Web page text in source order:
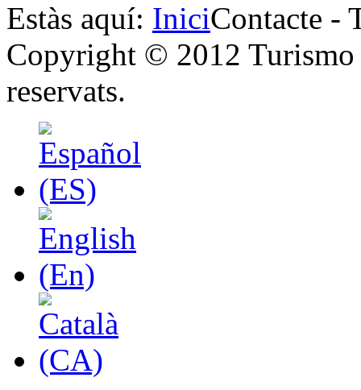
Estàs aquí: IniciContacte -
Copyright © 2012 Turismo
reservats.